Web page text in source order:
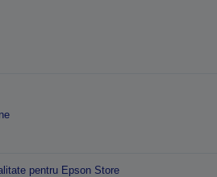
pentru Epson Store